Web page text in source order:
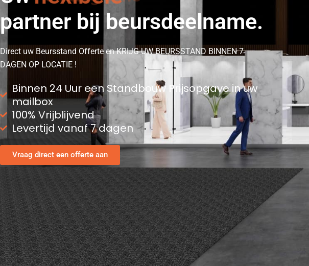
partner bij beursdeelname.
Direct uw Beursstand Offerte en KRIJG UW BEURSSTAND BINNEN 7
DAGEN OP LOCATIE !
Binnen 24 Uur een Standbouw Prijsopgave in uw
mailbox
100% Vrijblijvend
Levertijd vanaf 7 dagen
Vraag direct een offerte aan